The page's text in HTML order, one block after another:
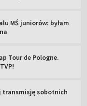
MŚ juniorów: byłam
Tour de Pologne.
transmisję sobotnich